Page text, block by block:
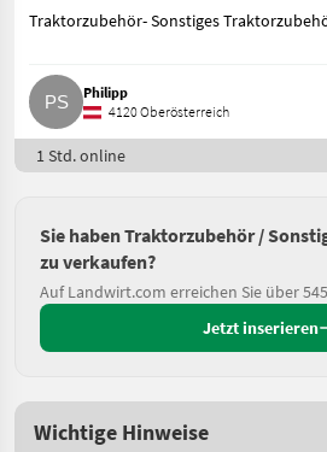
Traktorzubehör- Sonstiges
Philipp
4120 Oberösterreich
1 Std. online
Sie haben Traktorzubehör /
zu verkaufen?
Auf Landwirt.com erreichen Sie über
Jetzt inserieren
Wichtige Hinweise